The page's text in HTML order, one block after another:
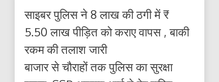
साइबर पुलिस ने 8 लाख की ठगी में ₹
5.50 लाख पीड़ित को कराए वापस , बाकी
रकम की तलाश जारी
बाजार से चौराहों तक पुलिस का सुरक्षा